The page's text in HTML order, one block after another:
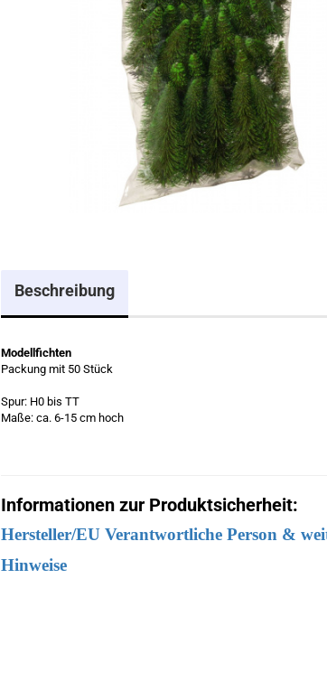
Beschreibung
Modellfichten
Packung mit 50 Stück
Spur: H0 bis TT
Maße: ca. 6-15 cm hoch
Informationen zur Produktsicherheit:
Hersteller/EU Verantwortliche Person &
Hinweise